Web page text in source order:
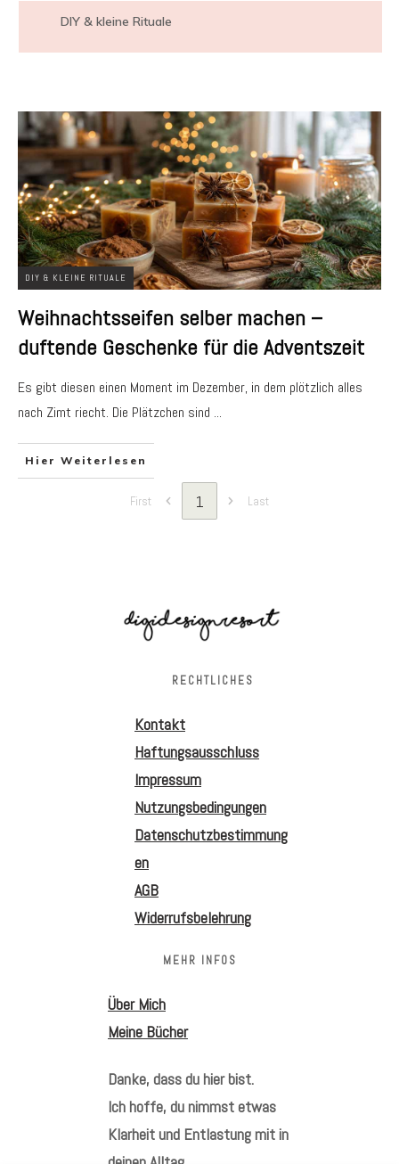
DIY & KLEINE RITUALE
Weihnachtsseifen selber machen –
duftende Geschenke für die Adventszeit
Es gibt diesen einen Moment im Dezember, in dem plötzlich alles
nach Zimt riecht. Die Plätzchen sind ...
Hier Weiterlesen
First 1 Last
DIY & kleine Rituale
RECHTLICHES
Kontakt
Haftungsausschluss
Impressum
Nutzungsbedingungen
Datenschutzbestimmung
en
AGB
Widerrufsbelehrung
MEHR INFOS
Über Mich
Meine Bücher
Danke, dass du hier bist.
Ich hoffe, du nimmst etwas
Klarheit und Entlastung mit in